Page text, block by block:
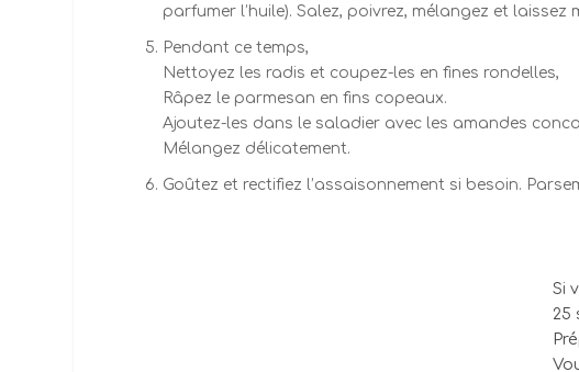
parfumer l’huile). Salez, poivrez, mélangez et laissez
Pendant ce temps,
Nettoyez les radis et coupez-les en fines rondelles,
Râpez le parmesan en fins copeaux.
Ajoutez-les dans le saladier avec les amandes
Mélangez délicatement.
Goûtez et rectifiez l’assaisonnement si besoin.
Si
25